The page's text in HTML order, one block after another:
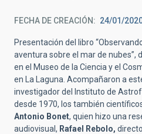
FECHA DE CREACIÓN 24/01/
Presentación del libro
aventura sobre el mar de nubes”,
en el Museo de la Ciencia y el
en La Laguna. Acompañaron a
investigador del Instituto de
desde 1970, los también
Antonio Bonet, quien hizo una
audiovisual, Rafael Rebolo,